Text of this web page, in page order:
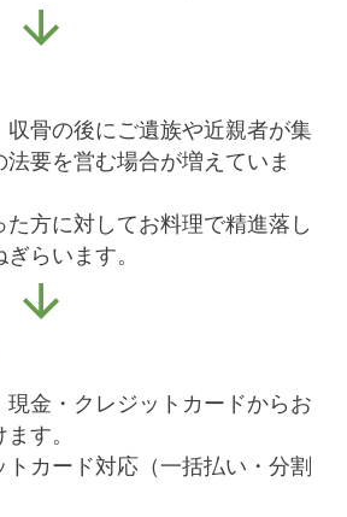
収骨の後にご遺族や近親者が集
法要を営む場合が増えていま
た方に対してお料理で精進落し
らいます。
現金・クレジットカードからお
す。
トカード対応（一括払い・分割